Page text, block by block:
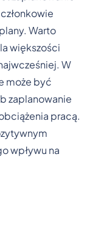
Warto
większości
W
może być
zaplanowanie
pracą.
wpływu na